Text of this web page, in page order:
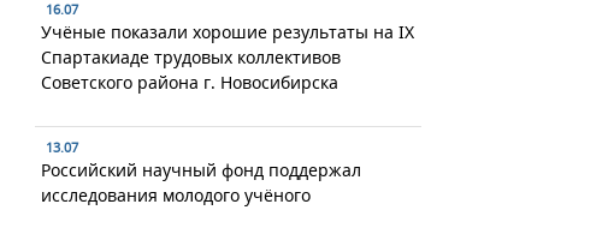
16.07
Учёные показали хорошие результаты на IX
Спартакиаде трудовых коллективов
Советского района г. Новосибирска
13.07
Российский научный фонд поддержал
исследования молодого учёного